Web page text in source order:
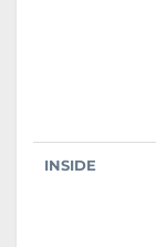
INSIDE